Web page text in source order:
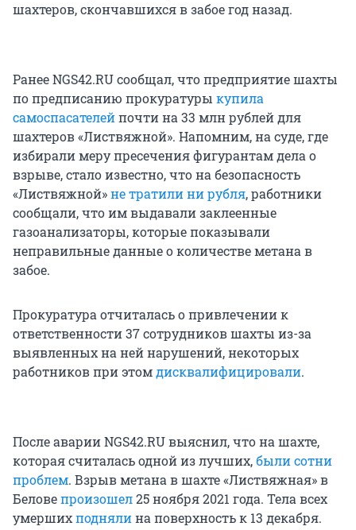
шахтеров, скончавшихся в забое год назад.
Ранее NGS42.RU сообщал, что предприятие шахты
по предписанию прокуратуры купила
самоспасателейпочти на 33 млн рублей для
шахтеров «Листвяжной». Напомним, на суде, где
избирали меру пресечения фигурантам дела о
взрыве, стало известно, что на безопасность
«Листвяжной»не тратили ни рубля, работники
сообщали, что им выдавали заклеенные
газоанализаторы, которые показывали
неправильные данные о количестве метана в
забое.
Прокуратура отчиталась о привлечении к
ответственности 37 сотрудников шахты из-за
выявленных на ней нарушений, некоторых
работников при этомдисквалифицировали.
После аварии NGS42.RU выяснил, что на шахте,
которая считалась одной из лучших,были сотни
проблем. Взрыв метана в шахте «Листвяжная» в
Беловепроизошел25 ноября 2021 года. Тела всех
умершихподнялина поверхность к 13 декабря.